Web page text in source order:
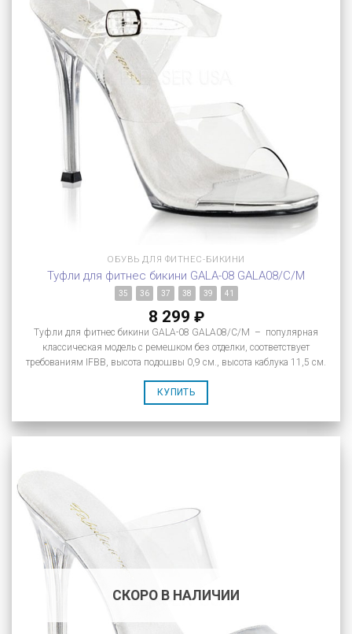
ОБУВЬ ДЛЯ ФИТНЕС-БИКИНИ
Туфли для фитнес бикини GALA-08 GALA08/C/M
35 36 37 38 39 41
8 299 ₽
Туфли для фитнес бикини GALA-08 GALA08/C/M – популярная
классическая модель с ремешком без отделки, соответствует
требованиям IFBB, высота подошвы 0,9 см., высота каблука 11,5 см.
КУПИТЬ
СКОРО В НАЛИЧИИ